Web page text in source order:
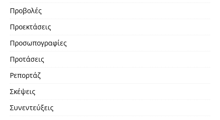
Προβολές
Προεκτάσεις
Προσωπογραφίες
Προτάσεις
Ρεπορτάζ
Σκέψεις
Συνεντεύξεις